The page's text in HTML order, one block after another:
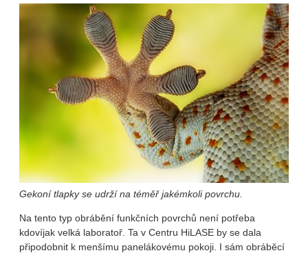
Gekoní tlapky se udrží na téměř jakémkoli povrchu.
Na tento typ obrábění funkčních povrchů není potřeba
kdovíjak velká laboratoř. Ta v Centru HiLASE by se dala
připodobnit k menšímu panelákovému pokoji. I sám obráběcí